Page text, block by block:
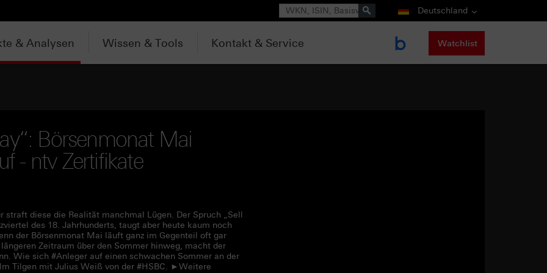
Suche Deutschland
& Analysen Wissen & Tools Kontakt & Service Watchlist
Börsenmonat Mai
- ntv Zertifikate
straft diese die Realität manchmal Lügen. Der Spruch „Sell
des 18. Jahrhunderts, taugt aber heute kaum noch
der Börsenmonat Mai läuft ganz im Gegenteil oft gar
Zeitraum über den Sommer hinweg, macht der
Wie sich #Anleger auf einen schwachen Sommer an der
Tilgen mit Julius Weiß von der #HSBC. ►Weitere